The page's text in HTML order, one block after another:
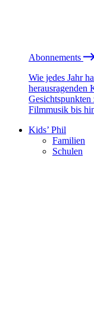
Abonnements
Wie jedes Jahr
herausragenden
Filmmusik bis
Kids’ Phil
Familien
Schulen